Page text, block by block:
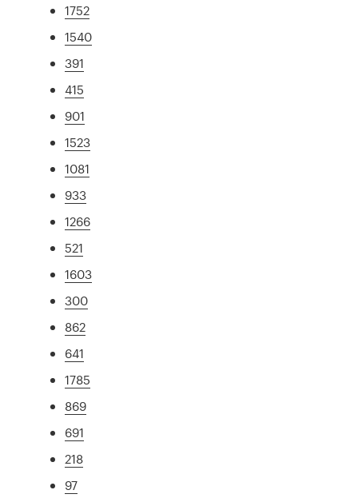
1752
1540
391
415
901
1523
1081
933
1266
521
1603
300
862
641
1785
869
691
218
97